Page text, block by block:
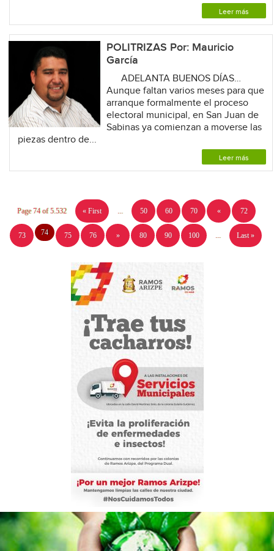
Leer más
POLITRIZAS Por: Mauricio
García
ADELANTA BUENOS DÍAS…
Aunque faltan varios meses para que
arranque formalmente el proceso
electoral municipal, en San Juan de
Sabinas ya comienzan a moverse las
piezas dentro de...
Leer más
Page 74 of 5.532 « First 50 60 70 « 72
73 74 75 76 » 80 90 100 Last »